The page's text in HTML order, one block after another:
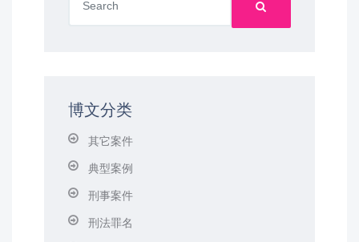
博文分类
其它案件
典型案例
刑事案件
刑法罪名